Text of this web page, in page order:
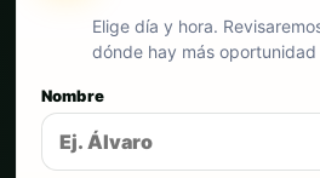
Elige día y hora.
dónde hay más
Nombre